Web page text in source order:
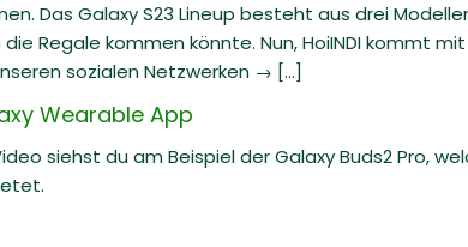
Das Galaxy S23 Lineup besteht aus drei
Regale kommen könnte. Nun, HoiINDI kommt
sozialen Netzwerken → [...]
Wearable App
siehst du am Beispiel der Galaxy Buds2 Pro,